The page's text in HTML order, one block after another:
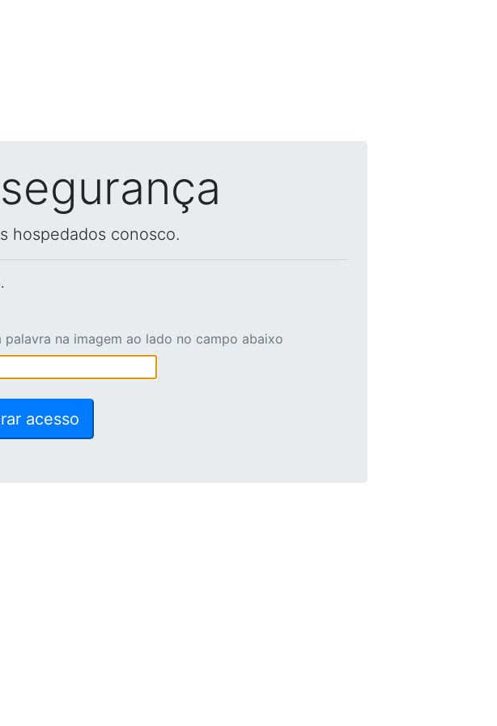
hospedados conosco.
palavra na imagem ao lado no campo abaixo